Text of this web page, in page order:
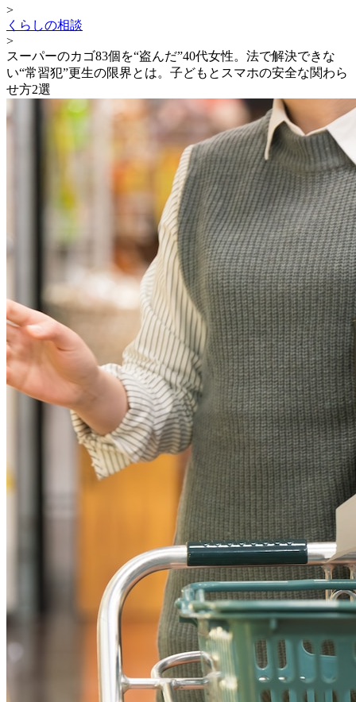
>
くらしの相談
>
スーパーのカゴ83個を“盗んだ”40代女性。法で解決できな
い“常習犯”更生の限界とは。子どもとスマホの安全な関わら
せ方2選